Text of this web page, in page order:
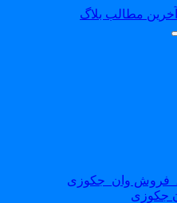
مطالب بلاگ
جکوزی